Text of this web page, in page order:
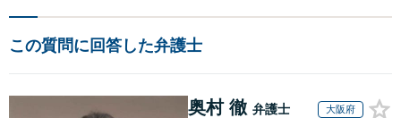
この質問に回答した弁護士
奥村 徹 弁護士 大阪府